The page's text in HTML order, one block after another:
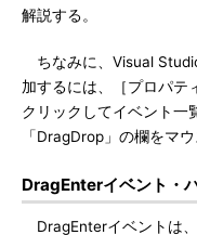
解説する。
ちなみに、Visual
加するには、［プロパテ
クリックしてイベント一
「DragDrop」の欄をマ
DragEnterイベント・
DragEnterイベントは